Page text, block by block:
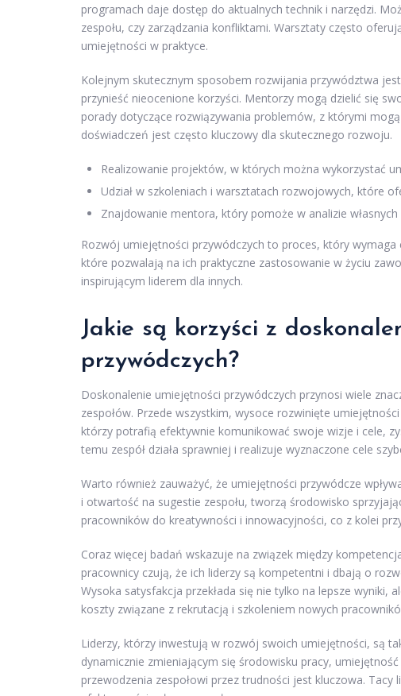
programach daje dostęp do aktualnych technik i narzędzi.
zespołu, czy zarządzania konfliktami. Warsztaty często
umiejętności w praktyce.
Kolejnym skutecznym sposobem rozwijania przywództwa jest
przynieść nieocenione korzyści. Mentorzy mogą dzielić się
porady dotyczące rozwiązywania problemów, z którymi
doświadczeń jest często kluczowy dla skutecznego rozwoju.
Realizowanie projektów, w których można wykorzystać
Udział w szkoleniach i warsztatach rozwojowych, które
Znajdowanie mentora, który pomoże w analizie własnych
Rozwój umiejętności przywódczych to proces, który
które pozwalają na ich praktyczne zastosowanie w życiu
inspirującym liderem dla innych.
Jakie są korzyści z
przywódczych?
Doskonalenie umiejętności przywódczych przynosi wiele
zespołów. Przede wszystkim, wysoce rozwinięte
którzy potrafią efektywnie komunikować swoje wizje i cele,
temu zespół działa sprawniej i realizuje wyznaczone cele
Warto również zauważyć, że umiejętności przywódcze
i otwartość na sugestie zespołu, tworzą środowisko
pracowników do kreatywności i innowacyjności, co z kolei
Coraz więcej badań wskazuje na związek między
pracownicy czują, że ich liderzy są kompetentni i dbają o
Wysoka satysfakcja przekłada się nie tylko na lepsze
koszty związane z rekrutacją i szkoleniem nowych
Liderzy, którzy inwestują w rozwój swoich umiejętności, są
dynamicznie zmieniającym się środowisku pracy,
przewodzenia zespołowi przez trudności jest kluczowa.